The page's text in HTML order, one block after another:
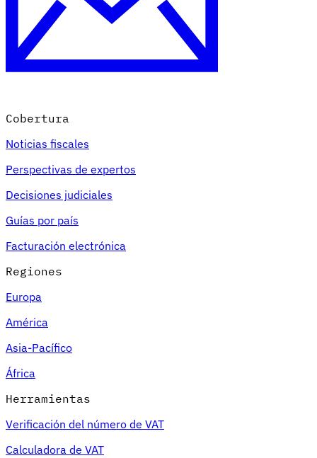
Cobertura
Noticias fiscales
Perspectivas de expertos
Decisiones judiciales
Guías por país
Facturación electrónica
Regiones
Europa
América
Asia-Pacífico
África
Herramientas
Verificación del número de VAT
Calculadora de VAT